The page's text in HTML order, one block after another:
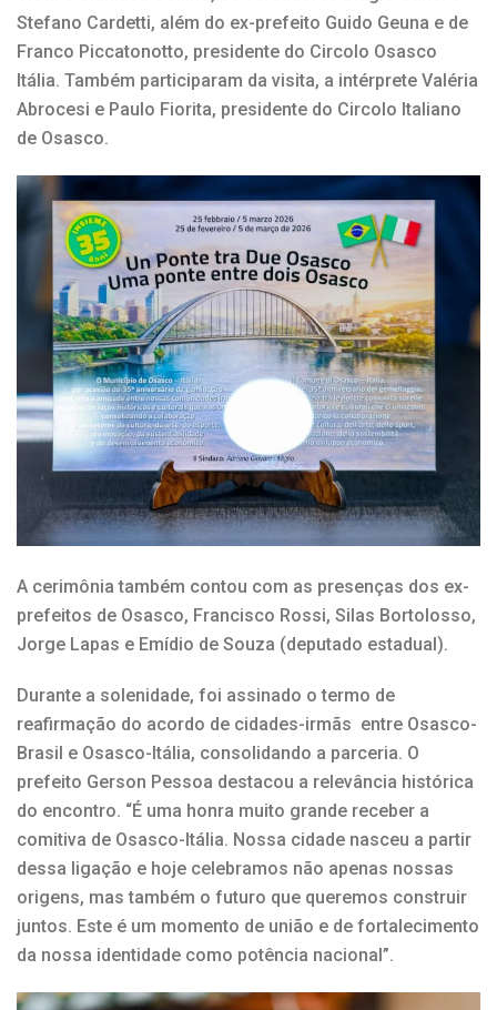
Stefano Cardetti, além do ex-prefeito Guido Geuna e de
Franco Piccatonotto, presidente do Circolo Osasco
Itália. Também participaram da visita, a intérprete Valéria
Abrocesi e Paulo Fiorita, presidente do Circolo Italiano
de Osasco.
A cerimônia também contou com as presenças dos ex-
prefeitos de Osasco, Francisco Rossi, Silas Bortolosso,
Jorge Lapas e Emídio de Souza (deputado estadual).
Durante a solenidade, foi assinado o termo de
reafirmação do acordo de cidades-irmãs entre Osasco-
Brasil e Osasco-Itália, consolidando a parceria. O
prefeito Gerson Pessoa destacou a relevância histórica
do encontro. “É uma honra muito grande receber a
comitiva de Osasco-Itália. Nossa cidade nasceu a partir
dessa ligação e hoje celebramos não apenas nossas
origens, mas também o futuro que queremos construir
juntos. Este é um momento de união e de fortalecimento
da nossa identidade como potência nacional”.